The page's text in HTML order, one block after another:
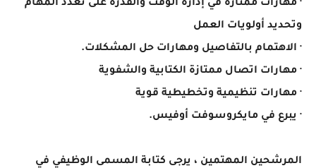
· مهارات ممتازة في إدارة الوقت والقدرة على تعدد المهام
وتحديد أولويات العمل
· الاهتمام بالتفاصيل ومهارات حل المشكلات.
· مهارات اتصال ممتازة الكتابية والشفوية
· مهارات تنظيمية وتخطيطية قوية
· يبرع في مايكروسوفت أوفيس.
المرشحين المهتمين ، يرجى كتابة المسمى الوظيفي في